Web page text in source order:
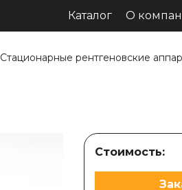
Каталог О
Стационарные рентгеновские
Стоимость: